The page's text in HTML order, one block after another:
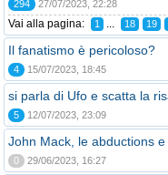
294 27/07/2023, 22:28
Vai alla pagina: 1 ... 18 19
Il fanatismo è pericoloso?
4 15/07/2023, 18:45
si parla di Ufo e scatta la
5 12/07/2023, 23:09
John Mack, le abductions
0 29/06/2023, 16:27